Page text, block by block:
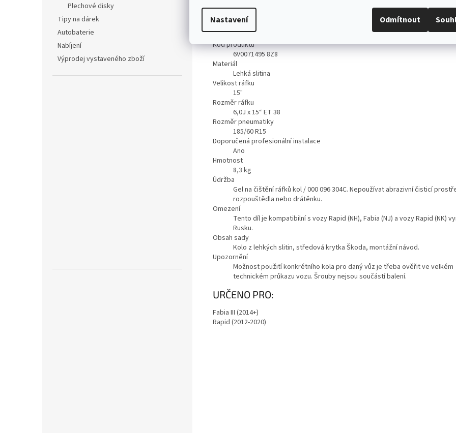
Nastavení Odmítnout
Plechové disky
Tipy na dárek
Autobaterie
Nabíjení
Výprodej vystaveného zboží
Detailní popis produktu
TECHNICKÁ SPECIFIKACE
Kód produktu
6V0071495 8Z8
Materiál
Lehká slitina
Velikost ráfku
15"
Rozměr ráfku
6,0J x 15“ ET 38
Rozměr pneumatiky
185/60 R15
Doporučená profesionální instalace
Ano
Hmotnost
8,3 kg
Údržba
Gel na čištění ráfků kol / 000 096 304C. Nepoužívat abrazivní čisticí
rozpouštědla nebo drátěnku.
Omezení
Tento díl je kompatibilní s vozy Rapid (NH), Fabia (NJ) a vozy Rapid (NK)
Rusku.
Obsah sady
Kolo z lehkých slitin, středová krytka Škoda, montážní návod.
Upozornění
Možnost použití konkrétního kola pro daný vůz je třeba ověřit ve velkém
technickém průkazu vozu. Šrouby nejsou součástí balení.
méně
URČENO PRO:
Fabia III (2014+)
Rapid (2012-2020)